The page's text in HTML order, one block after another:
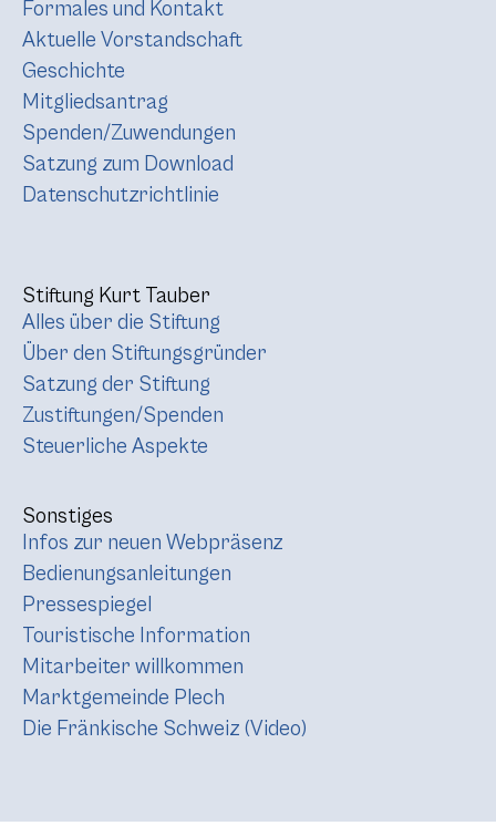
Formales und Kontakt
Aktuelle Vorstandschaft
Geschichte
Mitgliedsantrag
Spenden/Zuwendungen
Satzung zum Download
Datenschutzrichtlinie
Stiftung Kurt Tauber
Alles über die Stiftung
Über den Stiftungsgründer
Satzung der Stiftung
Zustiftungen/Spenden
Steuerliche Aspekte
Sonstiges
Infos zur neuen Webpräsenz
Bedienungsanleitungen
Pressespiegel
Touristische Information
Mitarbeiter willkommen
Marktgemeinde Plech
Die Fränkische Schweiz (Video)